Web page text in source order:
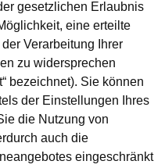
gesetzlichen Erlaubnis
eine erteilte
Verarbeitung Ihrer
zu widersprechen
bezeichnet). Sie können
der Einstellungen Ihres
die Nutzung von
auch die
eingeschränkt